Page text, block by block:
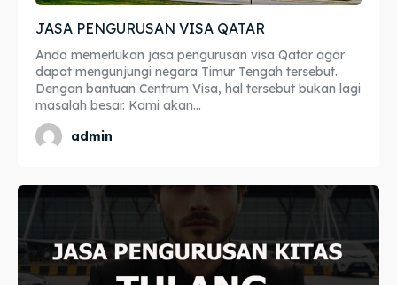
Asuransi
Blog
Asuransi
Blog
JASA PENGURUSAN VISA QATAR
Anda memerlukan jasa pengurusan visa Qatar agar
dapat mengunjungi negara Timur Tengah tersebut.
Dengan bantuan Centrum Visa, hal tersebut bukan lagi
masalah besar. Kami akan...
admin